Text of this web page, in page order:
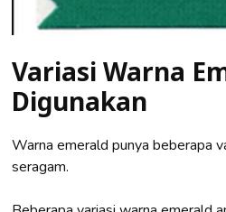
Variasi Warna
Digunakan
Warna emerald punya beberapa
seragam.